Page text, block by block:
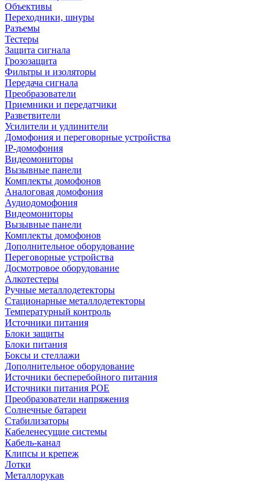
Объективы
Переходники, шнуры
Разъемы
Тестеры
Защита сигнала
Грозозащита
Фильтры и изоляторы
Передача сигнала
Преобразователи
Приемники и передатчики
Разветвители
Усилители и удлинители
Домофония и переговорные устройства
IP-домофония
Видеомониторы
Вызывные панели
Комплекты домофонов
Аналоговая домофония
Аудиодомофония
Видеомониторы
Вызывные панели
Комплекты домофонов
Дополнительное оборудование
Переговорные устройства
Досмотровое оборудование
Алкотестеры
Ручные металлодетекторы
Стационарные металлодетекторы
Температурный контроль
Источники питания
Блоки защиты
Блоки питания
Боксы и стеллажи
Дополнительное оборудование
Источники бесперебойного питания
Источники питания POE
Преобразователи напряжения
Солнечные батареи
Стабилизаторы
Кабеленесущие системы
Кабель-канал
Клипсы и крепеж
Лотки
Металлорукав